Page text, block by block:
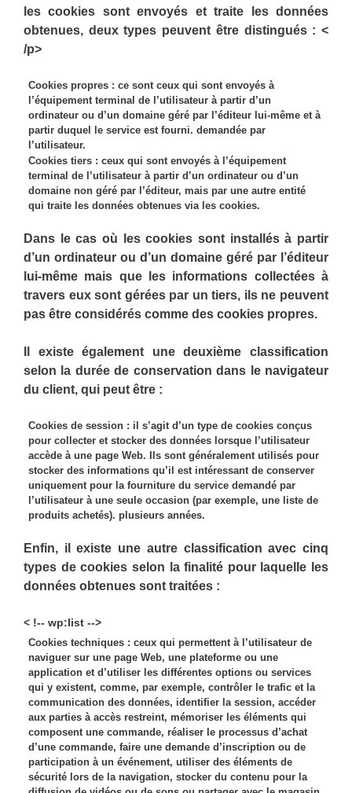
les cookies sont envoyés et traite les données
obtenues, deux types peuvent être distingués : <
/p>
Cookies propres : ce sont ceux qui sont envoyés à
l’équipement terminal de l’utilisateur à partir d’un
ordinateur ou d’un domaine géré par l’éditeur lui-même et à
partir duquel le service est fourni. demandée par
l’utilisateur.
Cookies tiers : ceux qui sont envoyés à l’équipement
terminal de l’utilisateur à partir d’un ordinateur ou d’un
domaine non géré par l’éditeur, mais par une autre entité
qui traite les données obtenues via les cookies.
Dans le cas où les cookies sont installés à partir
d’un ordinateur ou d’un domaine géré par l’éditeur
lui-même mais que les informations collectées à
travers eux sont gérées par un tiers, ils ne peuvent
pas être considérés comme des cookies propres.
Il existe également une deuxième classification
selon la durée de conservation dans le navigateur
du client, qui peut être :
Cookies de session : il s’agit d’un type de cookies conçus
pour collecter et stocker des données lorsque l’utilisateur
accède à une page Web. Ils sont généralement utilisés pour
stocker des informations qu’il est intéressant de conserver
uniquement pour la fourniture du service demandé par
l’utilisateur à une seule occasion (par exemple, une liste de
produits achetés). plusieurs années.
Enfin, il existe une autre classification avec cinq
types de cookies selon la finalité pour laquelle les
données obtenues sont traitées :
< !-- wp:list -->
Cookies techniques : ceux qui permettent à l’utilisateur de
naviguer sur une page Web, une plateforme ou une
application et d’utiliser les différentes options ou services
qui y existent, comme, par exemple, contrôler le trafic et la
communication des données, identifier la session, accéder
aux parties à accès restreint, mémoriser les éléments qui
composent une commande, réaliser le processus d’achat
d’une commande, faire une demande d’inscription ou de
participation à un événement, utiliser des éléments de
sécurité lors de la navigation, stocker du contenu pour la